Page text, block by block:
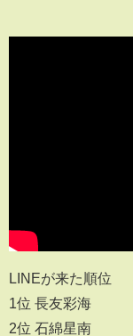
LINEが来た順位
1位 長友彩海
2位 石綿星南